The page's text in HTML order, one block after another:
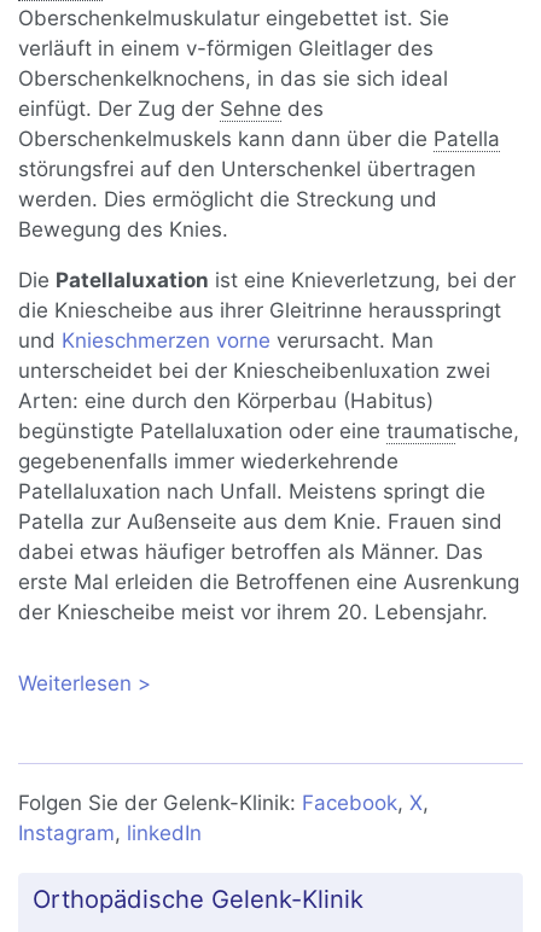
Oberschenkelmuskulatur eingebettet ist. Sie
verläuft in einem v-förmigen Gleitlager des
Oberschenkelknochens, in das sie sich ideal
einfügt. Der Zug der Sehne des
Oberschenkelmuskels kann dann über die Patella
störungsfrei auf den Unterschenkel übertragen
werden. Dies ermöglicht die Streckung und
Bewegung des Knies.
Die Patellaluxation ist eine Knieverletzung, bei der
die Kniescheibe aus ihrer Gleitrinne herausspringt
und Knieschmerzen vorne verursacht. Man
unterscheidet bei der Kniescheibenluxation zwei
Arten: eine durch den Körperbau (Habitus)
begünstigte Patellaluxation oder einetraumatische,
gegebenenfalls immer wiederkehrende
Patellaluxation nach Unfall. Meistens springt die
Patella zur Außenseite aus dem Knie. Frauen sind
dabei etwas häufiger betroffen als Männer. Das
erste Mal erleiden die Betroffenen eine Ausrenkung
der Kniescheibe meist vor ihrem 20. Lebensjahr.
Weiterlesen über Patellaluxation: Wenn die
Folgen Sie der Gelenk-Klinik: Facebook,X,
Instagram, linkedIn
Orthopädische Gelenk-Klinik